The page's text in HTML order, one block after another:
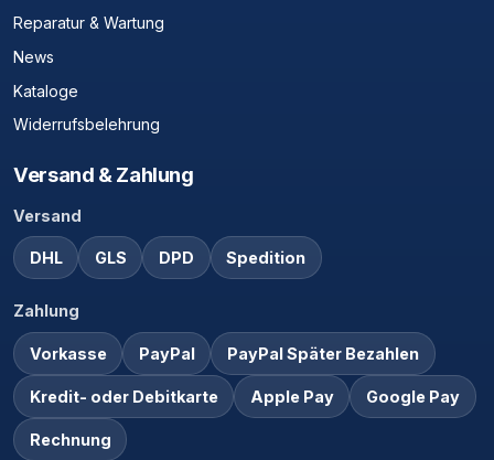
Reparatur & Wartung
News
Kataloge
Widerrufsbelehrung
Versand & Zahlung
Versand
DHL GLS DPD Spedition
Zahlung
Vorkasse PayPal PayPal Später Bezahlen
Kredit- oder Debitkarte Apple Pay Google Pay
Rechnung